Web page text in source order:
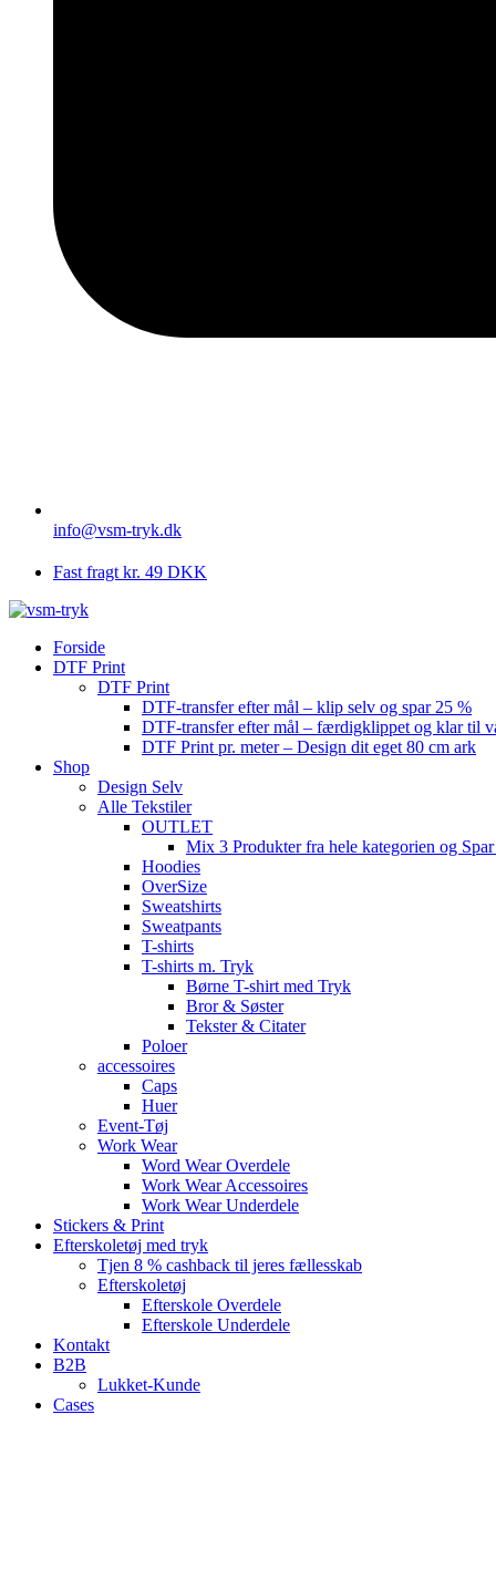
info@vsm-tryk.dk
Fast fragt kr. 49 DKK
Forside
DTF Print
DTF Print
DTF-transfer efter mål – klip selv og spar 25 %
DTF-transfer efter mål – færdigklippet og klar til
DTF Print pr. meter – Design dit eget 80 cm ark
Shop
Design Selv
Alle Tekstiler
OUTLET
Mix 3 Produkter fra hele kategorien og
Hoodies
OverSize
Sweatshirts
Sweatpants
T-shirts
T-shirts m. Tryk
Børne T-shirt med Tryk
Bror & Søster
Tekster & Citater
Poloer
accessoires
Caps
Huer
Event-Tøj
Work Wear
Word Wear Overdele
Work Wear Accessoires
Work Wear Underdele
Stickers & Print
Efterskoletøj med tryk
Tjen 8 % cashback til jeres fællesskab
Efterskoletøj
Efterskole Overdele
Efterskole Underdele
Kontakt
B2B
Lukket-Kunde
Cases